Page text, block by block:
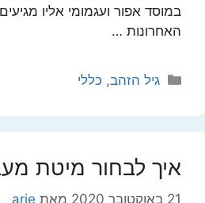
במוסד אפור ועגמומי אליו
האחרונות …
קטגוריות
גיל הזהב, כללי
איך לבחור מיטת
21 באוקטובר 2020 מאת arie